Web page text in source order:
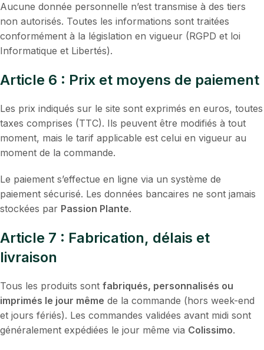
Aucune donnée personnelle n’est transmise à des tiers
non autorisés. Toutes les informations sont traitées
conformément à la législation en vigueur (RGPD et loi
Informatique et Libertés).
Article 6 : Prix et moyens de paiement
Les prix indiqués sur le site sont exprimés en euros, toutes
taxes comprises (TTC). Ils peuvent être modifiés à tout
moment, mais le tarif applicable est celui en vigueur au
moment de la commande.
Le paiement s’effectue en ligne via un système de
paiement sécurisé. Les données bancaires ne sont jamais
stockées par Passion Plante.
Article 7 : Fabrication, délais et
livraison
Tous les produits sont fabriqués, personnalisés ou
imprimés le jour même de la commande (hors week-end
et jours fériés). Les commandes validées avant midi sont
généralement expédiées le jour même via Colissimo.